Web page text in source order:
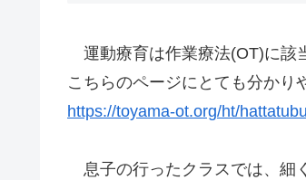
運動療育は作業療法(OT)に該
こちらのページにとても分かり
https://toyama-ot.org/ht/
息子の行ったクラスでは、細